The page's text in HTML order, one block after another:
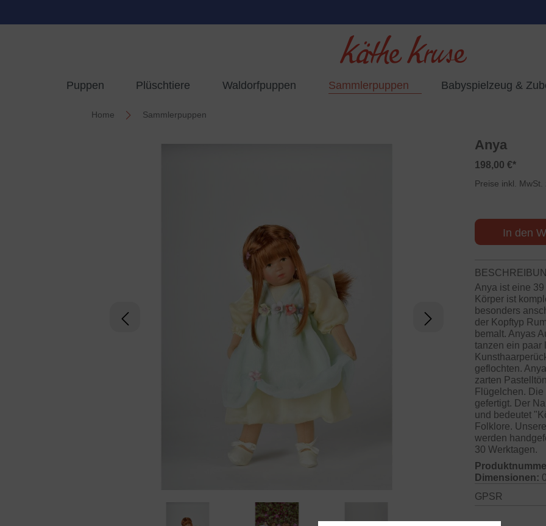
Puppen Plüschtiere Waldorfpuppen Sammlerpuppen Babyspielzeug &
Home Sammlerpuppen
Anya
198,00 €*
Preise inkl.
In den
Anya ist eine
Körper ist
besonders
der Kopftyp
bemalt. Anyas
tanzen ein paar
geflochten.
zarten
Flügelchen.
gefertigt. Der
und bedeutet
Folklore.
werden
30 Werktagen.
Dimensionen:
GPSR